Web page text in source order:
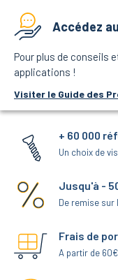
Accédez
Pour plus de conseils
applications !
Visiter le Guide des
+ 60 000
Un choix de
Jusqu'à -
De remise sur
Frais de
A partir de 60€